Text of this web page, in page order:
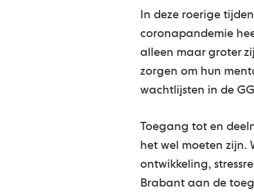
In deze roerige
coronapandemie
alleen maar groter
zorgen om hun
wachtlijsten in de
Toegang tot en
het wel moeten zijn.
ontwikkeling,
Brabant aan de